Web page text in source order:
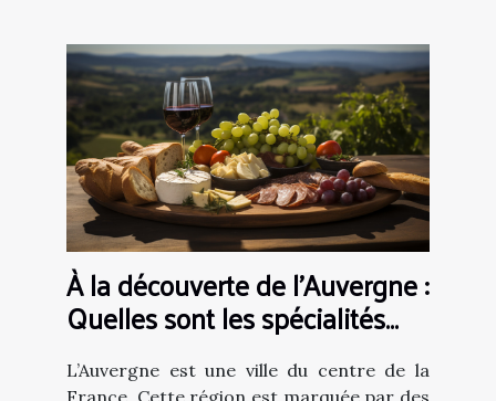
À la découverte de l’Auvergne :
Quelles sont les spécialités
gastronomiques à déguster
absolument ?
L’Auvergne est une ville du centre de la